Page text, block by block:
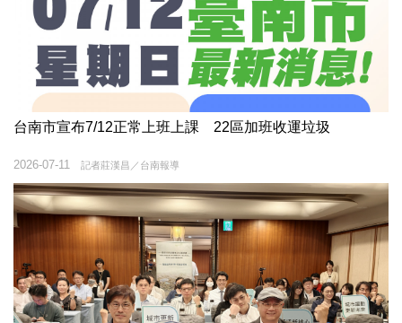
台南市宣布7/12正常上班上課 22區加班收運垃圾
記者莊漢昌／台南報導
2026-07-11